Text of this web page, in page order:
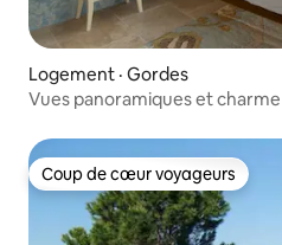
Logement · Gordes
Vues panoramiques et
Coup de cœur voyageurs
Coup de cœur voyageurs